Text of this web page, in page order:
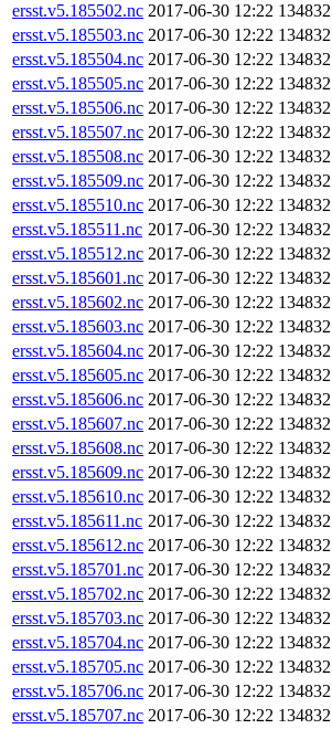
ersst.v5.185502.nc 2017-06-30 12:22 134832
ersst.v5.185503.nc 2017-06-30 12:22 134832
ersst.v5.185504.nc 2017-06-30 12:22 134832
ersst.v5.185505.nc 2017-06-30 12:22 134832
ersst.v5.185506.nc 2017-06-30 12:22 134832
ersst.v5.185507.nc 2017-06-30 12:22 134832
ersst.v5.185508.nc 2017-06-30 12:22 134832
ersst.v5.185509.nc 2017-06-30 12:22 134832
ersst.v5.185510.nc 2017-06-30 12:22 134832
ersst.v5.185511.nc 2017-06-30 12:22 134832
ersst.v5.185512.nc 2017-06-30 12:22 134832
ersst.v5.185601.nc 2017-06-30 12:22 134832
ersst.v5.185602.nc 2017-06-30 12:22 134832
ersst.v5.185603.nc 2017-06-30 12:22 134832
ersst.v5.185604.nc 2017-06-30 12:22 134832
ersst.v5.185605.nc 2017-06-30 12:22 134832
ersst.v5.185606.nc 2017-06-30 12:22 134832
ersst.v5.185607.nc 2017-06-30 12:22 134832
ersst.v5.185608.nc 2017-06-30 12:22 134832
ersst.v5.185609.nc 2017-06-30 12:22 134832
ersst.v5.185610.nc 2017-06-30 12:22 134832
ersst.v5.185611.nc 2017-06-30 12:22 134832
ersst.v5.185612.nc 2017-06-30 12:22 134832
ersst.v5.185701.nc 2017-06-30 12:22 134832
ersst.v5.185702.nc 2017-06-30 12:22 134832
ersst.v5.185703.nc 2017-06-30 12:22 134832
ersst.v5.185704.nc 2017-06-30 12:22 134832
ersst.v5.185705.nc 2017-06-30 12:22 134832
ersst.v5.185706.nc 2017-06-30 12:22 134832
ersst.v5.185707.nc 2017-06-30 12:22 134832